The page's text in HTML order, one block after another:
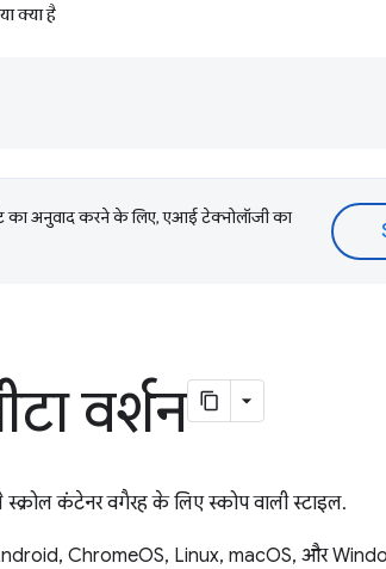
क्या है
का अनुवाद करने के लिए, एआई टेक्नोलॉजी का
वर्शन
स्क्रोल कंटेनर वगैरह के लिए स्कोप वाली स्टाइल.
ChromeOS, Linux, macOS, और